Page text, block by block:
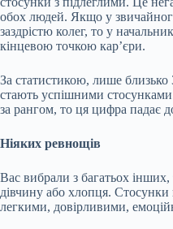
обох людей. Якщо у
заздрістю колег, то у
кінцевою точкою кар’єри.
За статистикою, лише
стають успішними
за рангом, то ця цифра падає
Ніяких ревнощів
Вас вибрали з багатьох
дівчину або хлопця.
легкими, довірливими,